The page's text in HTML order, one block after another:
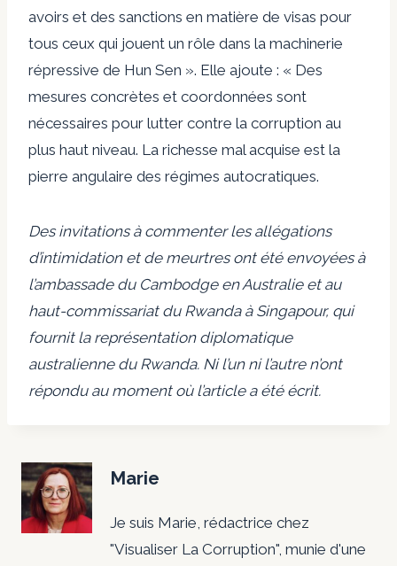
avoirs et des sanctions en matière de visas pour
tous ceux qui jouent un rôle dans la machinerie
répressive de Hun Sen ». Elle ajoute : « Des
mesures concrètes et coordonnées sont
nécessaires pour lutter contre la corruption au
plus haut niveau. La richesse mal acquise est la
pierre angulaire des régimes autocratiques.
Des invitations à commenter les allégations
d’intimidation et de meurtres ont été envoyées à
l’ambassade du Cambodge en Australie et au
haut-commissariat du Rwanda à Singapour, qui
fournit la représentation diplomatique
australienne du Rwanda. Ni l’un ni l’autre n’ont
répondu au moment où l’article a été écrit.
Marie
Je suis Marie, rédactrice chez
"Visualiser La Corruption", munie d'une